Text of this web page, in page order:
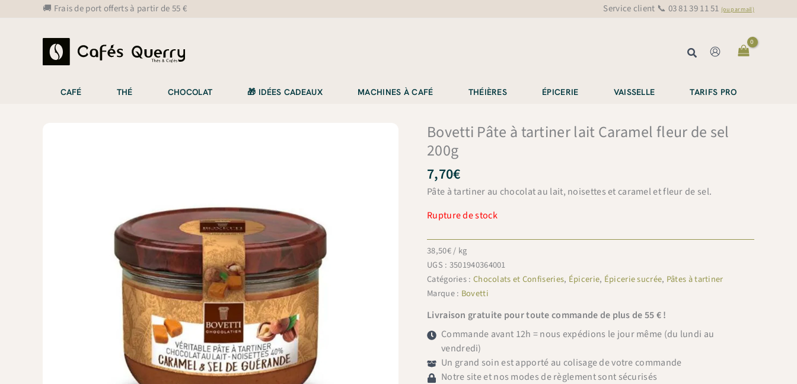
🚚 Frais de port offerts à partir de 55 € Service client 📞 03 81 39 11 51 (ou par mail)
Rechercher
CAFÉ THÉ CHOCOLAT 🎁 IDÉES CADEAUX MACHINES À CAFÉ THÉIÈRES ÉPICERIE VAISSELLE TARIFS PRO
Bovetti Pâte à tartiner lait Caramel fleur de sel
200g
7,70€
Pâte à tartiner au chocolat au lait, noisettes et caramel et fleur de sel.
Rupture de stock
38,50€/ kg
UGS : 3501940364001
Catégories : Chocolats et Confiseries, Épicerie, Épicerie sucrée, Pâtes à tartiner
Marque : Bovetti
Livraison gratuite pour toute commande de plus de 55 € !
Commande avant 12h = nous expédions le jour même (du lundi au
vendredi)
Un grand soin est apporté au colisage de votre commande
Notre site et nos modes de règlement sont sécurisés